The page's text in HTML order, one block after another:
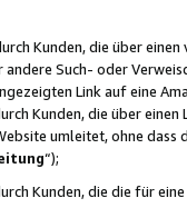
Kunden, die über
Such- oder
Link auf eine
Kunden, die über
umleitet, ohne dass
“);
Kunden, die die für